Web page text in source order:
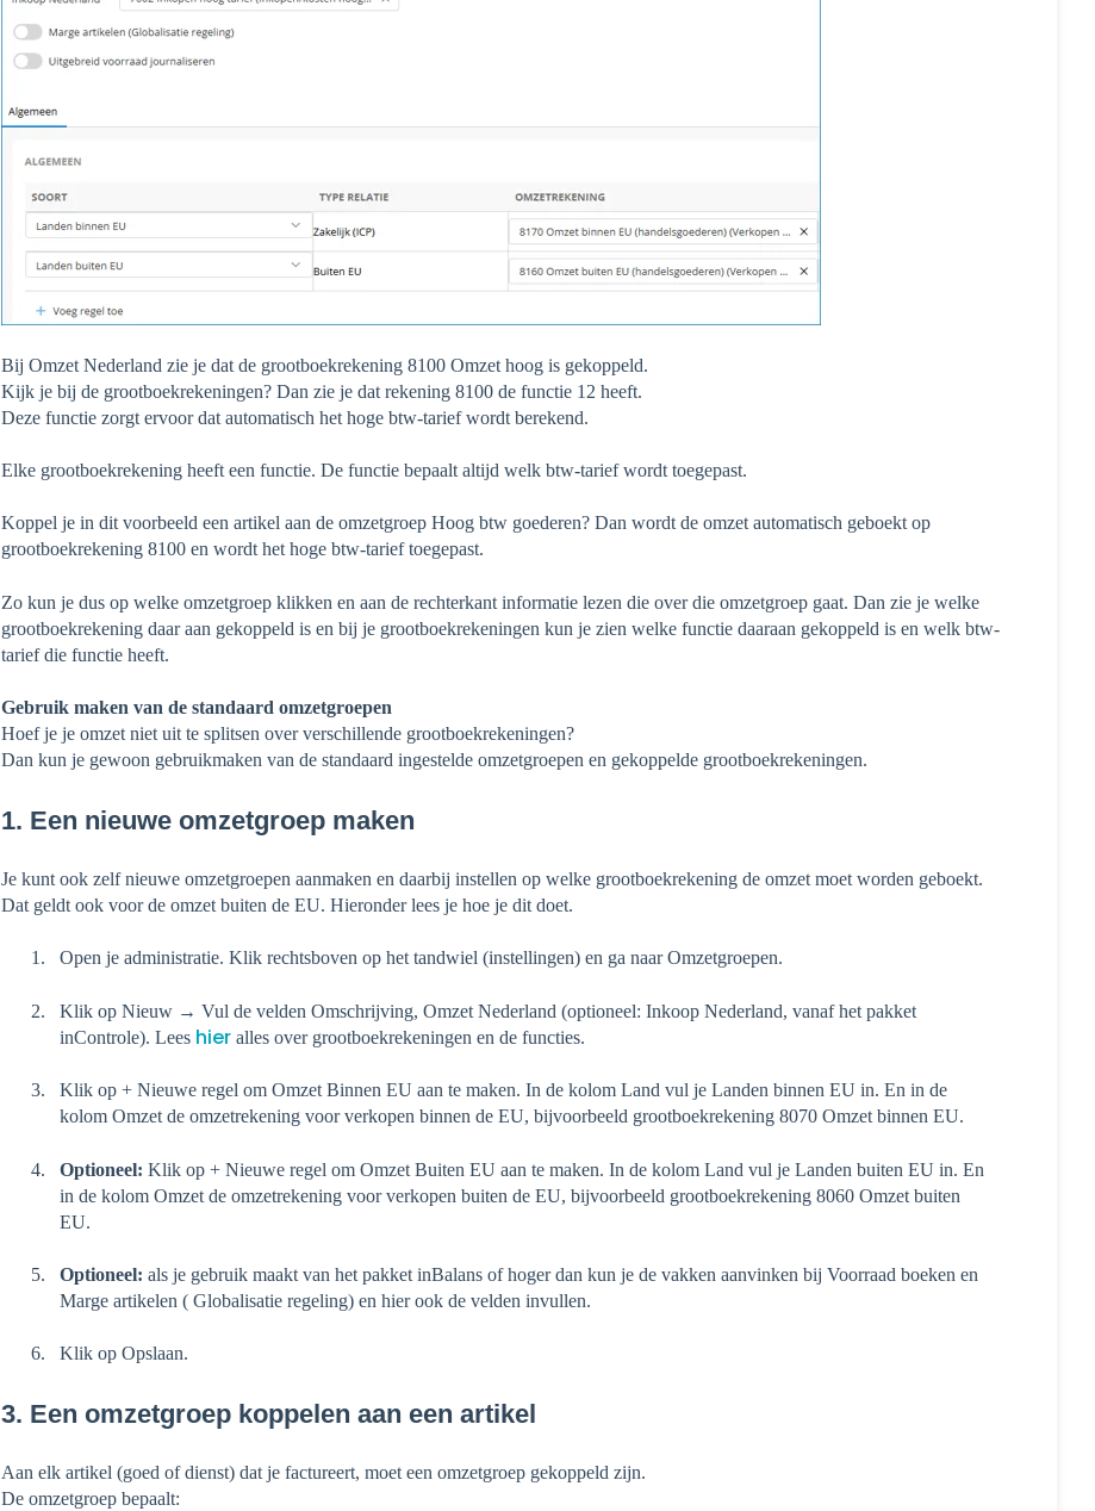
Bij Omzet Nederland zie je dat de grootboekrekening 8100 Omzet hoog is gekoppeld.
Kijk je bij de grootboekrekeningen? Dan zie je dat rekening 8100 de functie 12 heeft.
Deze functie zorgt ervoor dat automatisch het hoge btw-tarief wordt berekend.
Elke grootboekrekening heeft een functie. De functie bepaalt altijd welk btw-tarief wordt toegepast.
Koppel je in dit voorbeeld een artikel aan de omzetgroep Hoog btw goederen? Dan wordt de omzet automatisch geboekt op
grootboekrekening 8100 en wordt het hoge btw-tarief toegepast.
Zo kun je dus op welke omzetgroep klikken en aan de rechterkant informatie lezen die over die omzetgroep gaat. Dan zie je welke
grootboekrekening daar aan gekoppeld is en bij je grootboekrekeningen kun je zien welke functie daaraan gekoppeld is en welk btw-
tarief die functie heeft.
Gebruik maken van de standaard omzetgroepen
Hoef je je omzet niet uit te splitsen over verschillende grootboekrekeningen?
Dan kun je gewoon gebruikmaken van de standaard ingestelde omzetgroepen en gekoppelde grootboekrekeningen.
1. Een nieuwe omzetgroep maken
Je kunt ook zelf nieuwe omzetgroepen aanmaken en daarbij instellen op welke grootboekrekening de omzet moet worden geboekt.
Dat geldt ook voor de omzet buiten de EU. Hieronder lees je hoe je dit doet.
Open je administratie. Klik rechtsboven op het tandwiel (instellingen) en ga naar Omzetgroepen.
Klik op Nieuw → Vul de velden Omschrijving, Omzet Nederland (optioneel: Inkoop Nederland, vanaf het pakket
inControle). Lees hieralles over grootboekrekeningen en de functies.
Klik op + Nieuwe regel om Omzet Binnen EU aan te maken. In de kolom Land vul je Landen binnen EU in. En in de
kolom Omzet de omzetrekening voor verkopen binnen de EU, bijvoorbeeld grootboekrekening 8070 Omzet binnen EU.
Optioneel: Klik op + Nieuwe regel om Omzet Buiten EU aan te maken. In de kolom Land vul je Landen buiten EU in. En
in de kolom Omzet de omzetrekening voor verkopen buiten de EU, bijvoorbeeld grootboekrekening 8060 Omzet buiten
EU.
Optioneel: als je gebruik maakt van het pakket inBalans of hoger dan kun je de vakken aanvinken bij Voorraad boeken en
Marge artikelen ( Globalisatie regeling) en hier ook de velden invullen.
Klik op Opslaan.
3. Een omzetgroep koppelen aan een artikel
Aan elk artikel (goed of dienst) dat je factureert, moet een omzetgroep gekoppeld zijn.
De omzetgroep bepaalt: